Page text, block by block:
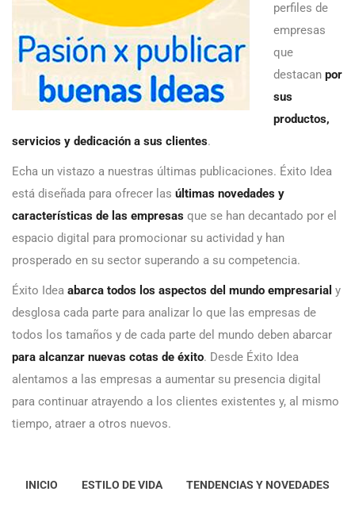
perfiles de
empresas
que
destacan por
sus
productos,
servicios y dedicación a sus clientes.
Echa un vistazo a nuestras últimas publicaciones. Éxito Idea
está diseñada para ofrecer las últimas novedades y
características de las empresas que se han decantado por el
espacio digital para promocionar su actividad y han
prosperado en su sector superando a su competencia.
Éxito Idea abarca todos los aspectos del mundo empresarial y
desglosa cada parte para analizar lo que las empresas de
todos los tamaños y de cada parte del mundo deben abarcar
para alcanzar nuevas cotas de éxito. Desde Éxito Idea
alentamos a las empresas a aumentar su presencia digital
para continuar atrayendo a los clientes existentes y, al mismo
tiempo, atraer a otros nuevos.
INICIO ESTILO DE VIDA TENDENCIAS Y NOVEDADES